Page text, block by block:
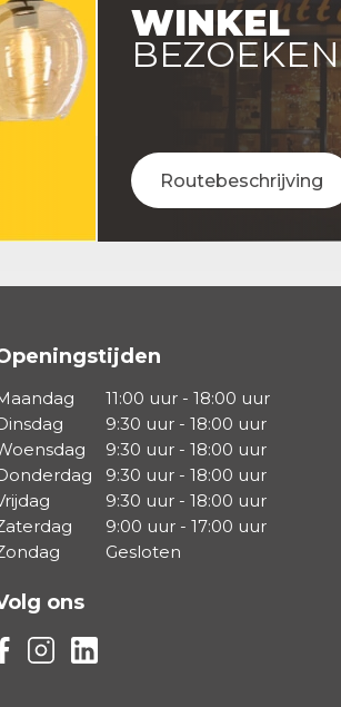
WINKEL
BEZOEKEN
Routebeschrijving
11:00 uur - 18:00 uur
9:30 uur - 18:00 uur
9:30 uur - 18:00 uur
9:30 uur - 18:00 uur
9:30 uur - 18:00 uur
9:00 uur - 17:00 uur
Gesloten
ons
ons via Facebook
Volg ons via Instagram
Volg ons via Linkedin